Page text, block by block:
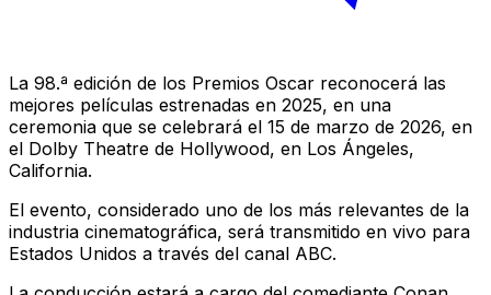
La 98.ª edición de los Premios Oscar reconocerá las
mejores películas estrenadas en 2025, en una
ceremonia que se celebrará el 15 de marzo de 2026, en
el Dolby Theatre de Hollywood, en Los Ángeles,
California.
El evento, considerado uno de los más relevantes de la
industria cinematográfica, será transmitido en vivo para
Estados Unidos a través del canal ABC.